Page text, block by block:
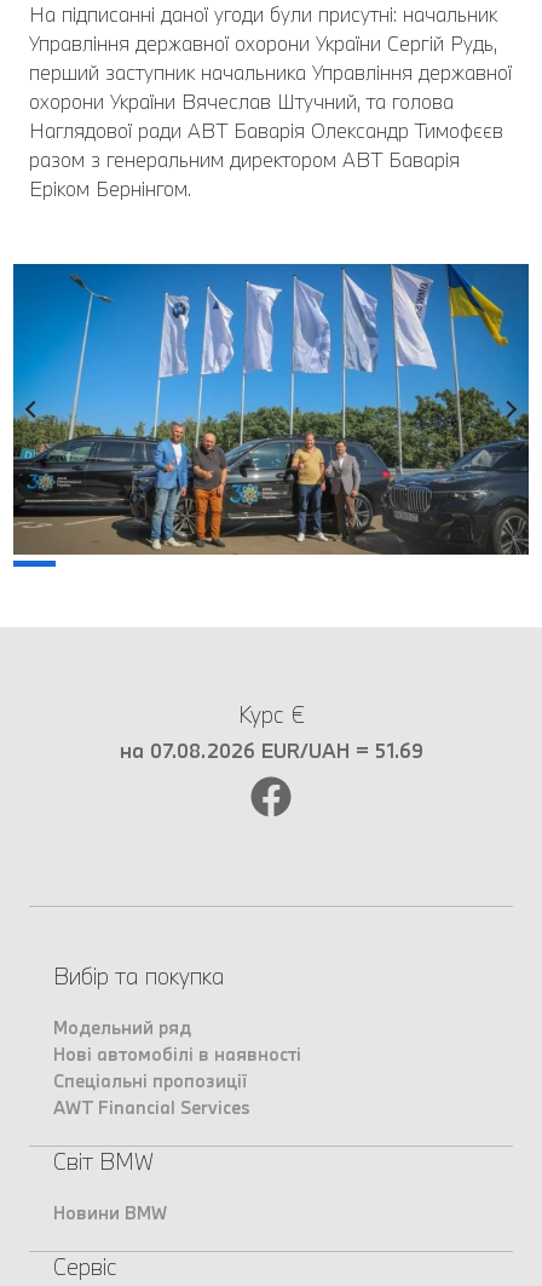
На підписанні даної угоди були присутні: начальник
Управління державної охорони України Сергій Рудь,
перший заступник начальника Управління державної
охорони України Вячеслав Штучний, та голова
Наглядової ради АВТ Баварія Олександр Тимофєєв
разом з генеральним директором АВТ Баварія
Еріком Бернінгом.
Курс €
на 07.08.2026 EUR/UAH = 51.69
Вибір та покупка
Модельний ряд
Нові автомобілі в наявності
Спеціальні пропозиції
AWT Financial Services
Світ BMW
Новини BMW
Сервіс